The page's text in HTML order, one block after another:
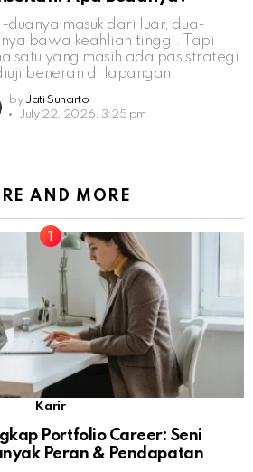
duanya masuk dari luar, dua-
bawa keahlian tinggi. Tapi
satu yang masih ada pas strategi
beneran di lapangan.
by Jati Sunarto
July 22, 2026, 3:25 pm
AND MORE
Karir
Portfolio Career: Seni
Peran & Pendapatan